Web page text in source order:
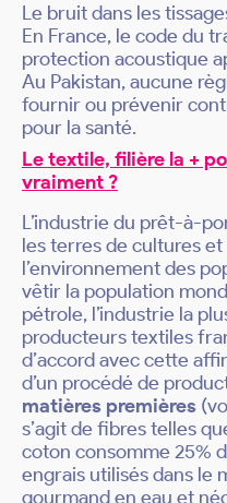
Le bruit dans les
En France, le code du
protection acoustique
Au Pakistan, aucune
fournir ou prévenir
pour la santé.
Le textile, filière la +
vraiment ?
L’industrie du prêt-à-
les terres de cultures
l’environnement des
vêtir la population
pétrole, l’industrie la
producteurs textiles
d’accord avec cette
d’un procédé de
matières premières
s’agit de fibres telles
coton consomme 25%
engrais utilisés dans le
gourmand en eau et